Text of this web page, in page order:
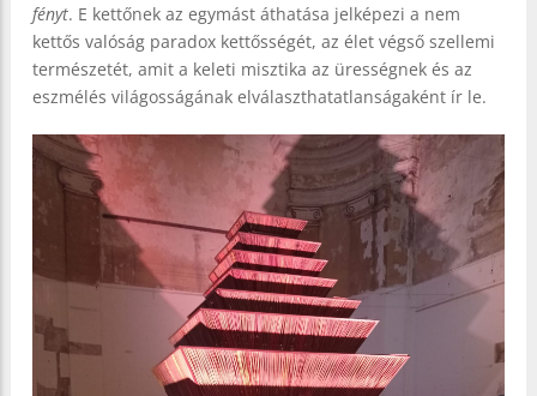
fényt. E kettőnek az egymást áthatása jelképezi a nem
kettős valóság paradox kettősségét, az élet végső szellemi
természetét, amit a keleti misztika az ürességnek és az
eszmélés világosságának elválaszthatatlanságaként ír le.